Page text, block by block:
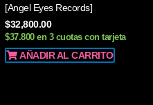
[Angel Eyes Records]
$32,800.00
$37.800 en 3 cuotas con tarjeta
AÑADIR AL CARRITO